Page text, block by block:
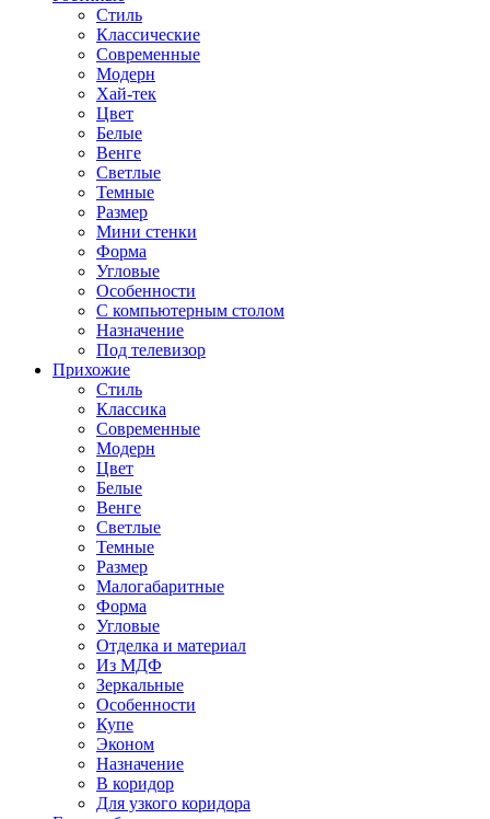
Стиль
Классические
Современные
Модерн
Хай-тек
Цвет
Белые
Венге
Светлые
Темные
Размер
Мини стенки
Форма
Угловые
Особенности
С компьютерным столом
Назначение
Под телевизор
Прихожие
Стиль
Классика
Современные
Модерн
Цвет
Белые
Венге
Светлые
Темные
Размер
Малогабаритные
Форма
Угловые
Отделка и материал
Из МДФ
Зеркальные
Особенности
Купе
Эконом
Назначение
В коридор
Для узкого коридора